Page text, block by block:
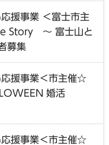
援事業 ＜富士市主
Story ～ 富士山と
募集
応援事業＜市主催☆
婚活
応援事業＜市主催☆